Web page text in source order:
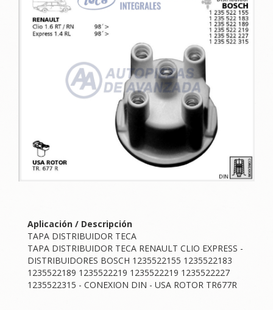
Aplicación / Descripción
TAPA DISTRIBUIDOR TECA
TAPA DISTRIBUIDOR TECA RENAULT CLIO EXPRESS -
DISTRIBUIDORES BOSCH 1235522155 1235522183
1235522189 1235522219 1235522219 1235522227
1235522315 - CONEXION DIN - USA ROTOR TR677R